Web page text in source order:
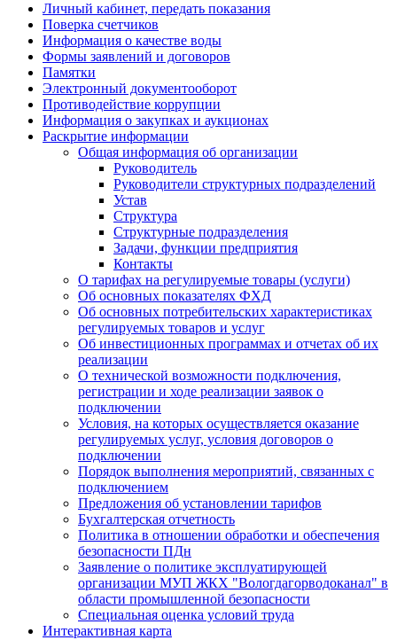
Личный кабинет, передать показания
Поверка счетчиков
Информация о качестве воды
Формы заявлений и договоров
Памятки
Электронный документооборот
Противодействие коррупции
Информация о закупках и аукционах
Раскрытие информации
Общая информация об организации
Руководитель
Руководители структурных подразделений
Устав
Структура
Структурные подразделения
Задачи, функции предприятия
Контакты
О тарифах на регулируемые товары (услуги)
Об основных показателях ФХД
Об основных потребительских характеристиках
регулируемых товаров и услуг
Об инвестиционных программах и отчетах об их
реализации
О технической возможности подключения,
регистрации и ходе реализации заявок о
подключении
Условия, на которых осуществляется оказание
регулируемых услуг, условия договоров о
подключении
Порядок выполнения мероприятий, связанных с
подключением
Предложения об установлении тарифов
Бухгалтерская отчетность
Политика в отношении обработки и обеспечения
безопасности ПДн
Заявление о политике эксплуатирующей
организации МУП ЖКХ "Вологдагорводоканал" в
области промышленной безопасности
Специальная оценка условий труда
Интерактивная карта